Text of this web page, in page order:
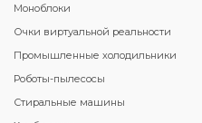
Моноблоки
Очки виртуальной реальности
Промышленные холодильники
Роботы-пылесосы
Стиральные машины